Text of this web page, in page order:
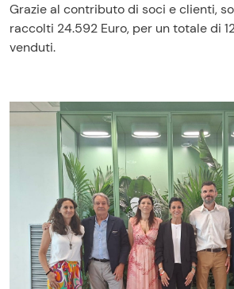
Grazie al contributo di soci e clienti,
raccolti 24.592 Euro, per un totale di
venduti.